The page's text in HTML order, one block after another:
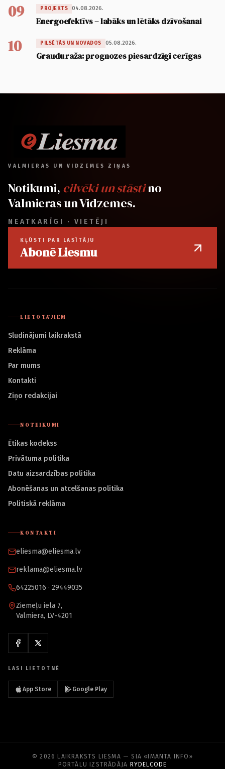
09 PROJEKTS 04.08.2026.
Energoefektīvs – labāks un lētāks dzīvošanai
10 PILSĒTĀS UN NOVADOS 05.08.2026.
Graudu raža: prognozes piesardzīgi cerīgas
VALMIERAS UN VIDZEMES ZIŅAS
Notikumi, cilvēki un stāstino
Valmieras un Vidzemes.
NEATKARĪGI · VIETĒJI
KĻŪSTI PAR LASĪTĀJU
Abonē Liesmu
LIETOTĀJIEM
Sludinājumi laikrakstā
Reklāma
Par mums
Kontakti
Ziņo redakcijai
NOTEIKUMI
Ētikas kodekss
Privātuma politika
Datu aizsardzības politika
Abonēšanas un atcelšanas politika
Politiskā reklāma
KONTAKTI
eliesma@eliesma.lv
reklama@eliesma.lv
64225016 · 29449035
Ziemeļu iela 7,
Valmiera, LV-4201
LASI LIETOTNĒ
App Store Google Play
© 2026 LAIKRAKSTS LIESMA — SIA «IMANTA INFO»
PORTĀLU IZSTRĀDĀJA RYDELCODE